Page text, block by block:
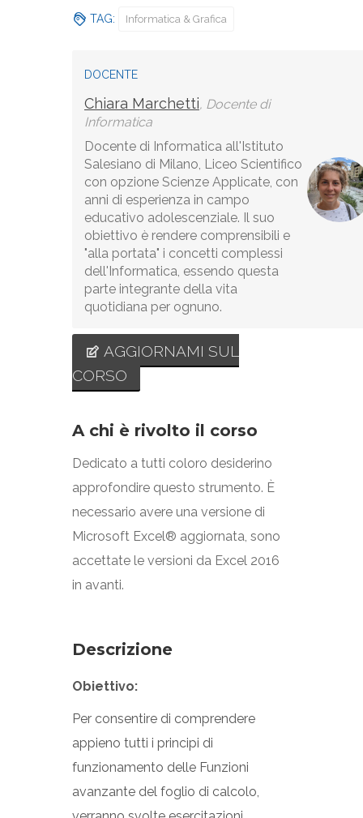
TAG: Informatica & Grafica
DOCENTE
Chiara Marchetti, Docente di
Informatica
Docente di Informatica all'Istituto
Salesiano di Milano, Liceo Scientifico
con opzione Scienze Applicate, con
anni di esperienza in campo
educativo adolescenziale. Il suo
obiettivo è rendere comprensibili e
"alla portata" i concetti complessi
dell'Informatica, essendo questa
parte integrante della vita
quotidiana per ognuno.
AGGIORNAMI SUL
CORSO
A chi è rivolto il corso
Dedicato a tutti coloro desiderino
approfondire questo strumento. È
necessario avere una versione di
Microsoft Excel® aggiornata, sono
accettate le versioni da Excel 2016
in avanti.
Descrizione
Obiettivo:
Per consentire di comprendere
appieno tutti i principi di
funzionamento delle Funzioni
avanzante del foglio di calcolo,